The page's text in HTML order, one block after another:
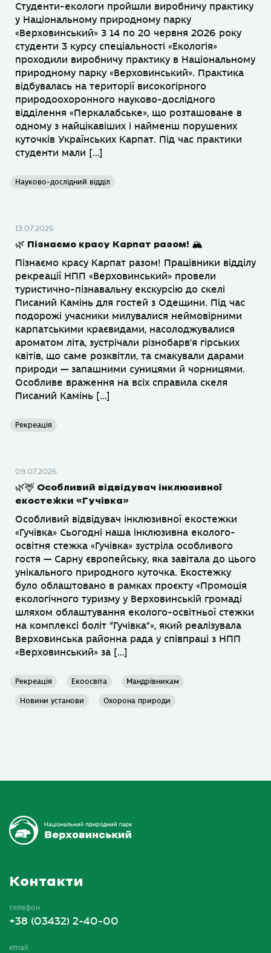
Студенти-екологи пройшли виробничу практику
у Національному природному парку
«Верховинський» З 14 по 20 червня 2026 року
студенти 3 курсу спеціальності «Екологія»
проходили виробничу практику в Національному
природному парку «Верховинський». Практика
відбувалась на території високогірного
природоохоронного науково-дослідного
відділення «Перкалабське», що розташоване в
одному з найцікавіших і найменш порушених
куточків Українських Карпат. Під час практики
студенти мали […]
Науково-дослідний відділ
13.07.2026
🌿 Пізнаємо красу Карпат разом! 🏔
Пізнаємо красу Карпат разом! Працівники відділу
рекреації НПП «Верховинський» провели
туристично-пізнавальну екскурсію до скелі
Писаний Камінь для гостей з Одещини. Під час
подорожі учасники милувалися неймовірними
карпатськими краєвидами, насолоджувалися
ароматом літа, зустрічали різнобарв’я гірських
квітів, що саме розквітли, та смакували дарами
природи — запашними суницями й чорницями.
Особливе враження на всіх справила скеля
Писаний Камінь […]
Рекреація
09.07.2026
🌿🦌 Особливий відвідувач інклюзивної
екостежки «Гучівка»
Особливий відвідувач інклюзивної екостежки
«Гучівка» Сьогодні наша інклюзивна еколого-
освітня стежка «Гучівка» зустріла особливого
гостя — Сарну європейську, яка завітала до цього
унікального природного куточка. Екостежку
було облаштовано в рамках проєкту «Промоція
екологічного туризму у Верховинській громаді
шляхом облаштування еколого-освітньої стежки
на комплексі боліт “Гучівка”», який реалізувала
Верховинська районна рада у співпраці з НПП
«Верховинський» за […]
Рекреація Екоосвіта Мандрівникам
Новини установи Охорона природи
Контакти
телефон
+38 (03432) 2-40-00
email